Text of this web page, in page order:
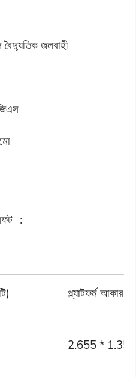
বৈদ্যুতিক জলবাহী
：
প্ল্যাটফর্ম আকার
2.655 * 1.35